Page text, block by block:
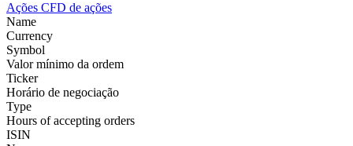
Ações CFD de ações
Name
Currency
Symbol
Valor mínimo da ordem
Ticker
Horário de negociação
Type
Hours of accepting orders
ISIN